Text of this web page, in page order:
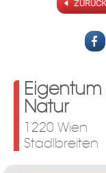
Natur
1220 Wien
Stadlbreiten